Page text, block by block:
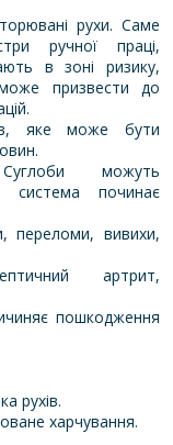
рухи. Саме
ручної праці,
в зоні ризику,
призвести до
яке може бути
можуть
система починає
переломи, вивихи,
артрит,
пошкодження
рухів.
харчування.